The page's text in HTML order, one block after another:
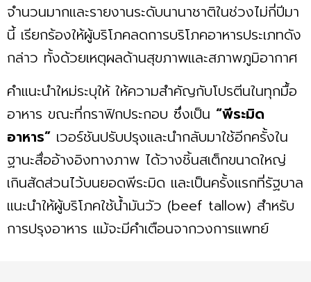
จำนวนมากและรายงานระดับนานาชาติในช่วงไม่กี่ปีมา
นี้ เรียกร้องให้ผู้บริโภคลดการบริโภคอาหารประเภทดัง
กล่าว ทั้งด้วยเหตุผลด้านสุขภาพและสภาพภูมิอากาศ
คำแนะนำใหม่ระบุให้ ให้ความสำคัญกับโปรตีนในทุกมื้อ
อาหาร ขณะที่กราฟิกประกอบ ซึ่งเป็น “พีระมิด
อาหาร” เวอร์ชันปรับปรุงและนำกลับมาใช้อีกครั้งใน
ฐานะสื่ออ้างอิงทางภาพ ได้วางชิ้นสเต็กขนาดใหญ่
เกินสัดส่วนไว้บนยอดพีระมิด และเป็นครั้งแรกที่รัฐบาล
แนะนำให้ผู้บริโภคใช้น้ำมันวัว (beef tallow) สำหรับ
การปรุงอาหาร แม้จะมีคำเตือนจากวงการแพทย์